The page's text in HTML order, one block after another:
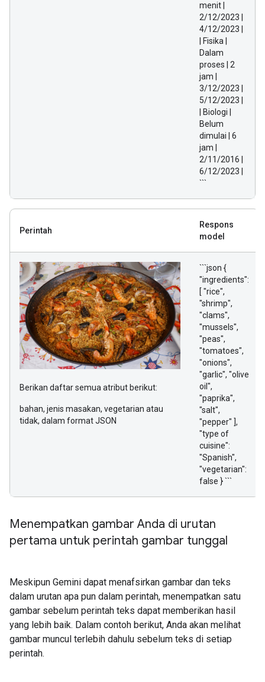
menit |
2/12/2023 |
4/12/2023 |
| Fisika |
Dalam
proses | 2
jam |
3/12/2023 |
5/12/2023 |
| Biologi |
Belum
dimulai | 6
jam |
2/11/2016 |
6/12/2023 |
```
Perintah
Respons
model
Berikan daftar semua atribut berikut:
bahan, jenis masakan, vegetarian atau
tidak, dalam format JSON
```json {
"ingredients":
[ "rice",
"shrimp",
"clams",
"mussels",
"peas",
"tomatoes",
"onions",
"garlic", "olive
oil",
"paprika",
"salt",
"pepper" ],
"type of
cuisine":
"Spanish",
"vegetarian":
false } ```
Menempatkan gambar Anda di urutan
pertama untuk perintah gambar tunggal
Meskipun Gemini dapat menafsirkan gambar dan teks
dalam urutan apa pun dalam perintah, menempatkan satu
gambar sebelum perintah teks dapat memberikan hasil
yang lebih baik. Dalam contoh berikut, Anda akan melihat
gambar muncul terlebih dahulu sebelum teks di setiap
perintah.